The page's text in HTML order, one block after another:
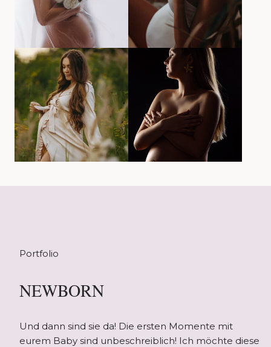
Portfolio
NEWBORN
Und dann sind sie da! Die ersten Momente mit
eurem Baby sind unbeschreiblich! Ich möchte diese